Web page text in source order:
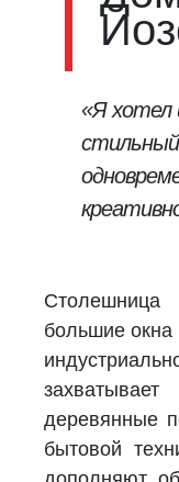
«Я хотел
большие окна
деревянные
бытовой